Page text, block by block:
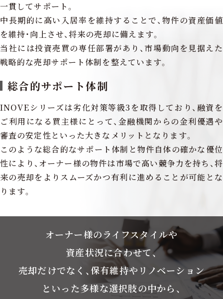
一貫してサポート。
中長期的に高い入居率を維持することで、物件の資産価値
を維持・向上させ、将来の売却に備えます。
当社には投資売買の専任部署があり、市場動向を見据えた
戦略的な売却サポート体制を整えています。
総合的サポート体制
INOVEシリーズは劣化対策等級3を取得しており、融資を
ご利用になる買主様にとって、金融機関からの金利優遇や
審査の安定性といった大きなメリットとなります。
このような総合的なサポート体制と物件自体の確かな優位
性により、オーナー様の物件は市場で高い競争力を持ち、将
来の売却をよりスムーズかつ有利に進めることが可能とな
ります。
オーナー様のライフスタイルや
資産状況に合わせて、
売却だけでなく、保有維持やリノベーション
といった多様な選択肢の中から、